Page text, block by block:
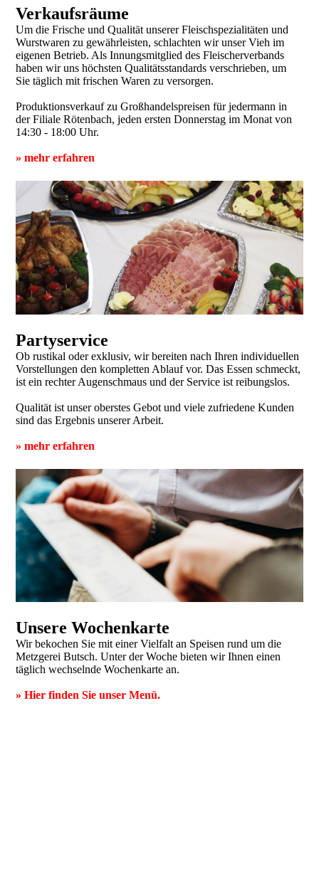
Verkaufsräume
Um die Frische und Qualität unserer Fleisch­spezialitäten und
Wurstwaren zu gewährleisten, schlachten wir unser Vieh im
eigenen Betrieb. Als Innungsmitglied des Fleischerverbands
haben wir uns höchsten Qualitätsstandards verschrieben, um
Sie täglich mit frischen Waren zu versorgen.
Produktionsverkauf zu Großhandels­preisen für jedermann in
der Filiale Rötenbach, jeden ersten Donnerstag im Monat von
14:30 - 18:00 Uhr.
»mehr erfahren
Partyservice
Ob rustikal oder exklusiv, wir bereiten nach Ihren individuellen
Vorstellungen den kompletten Ablauf vor. Das Essen schmeckt,
ist ein rechter Augenschmaus und der Service ist reibungslos.
Qualität ist unser oberstes Gebot und viele zufriedene Kunden
sind das Ergebnis unserer Arbeit.
»mehr erfahren
Unsere Wochenkarte
Wir bekochen Sie mit einer Vielfalt an Speisen rund um die
Metzgerei Butsch. Unter der Woche bieten wir Ihnen einen
täglich wechselnde Wochenkarte an.
» Hier finden Sie unser Menü.